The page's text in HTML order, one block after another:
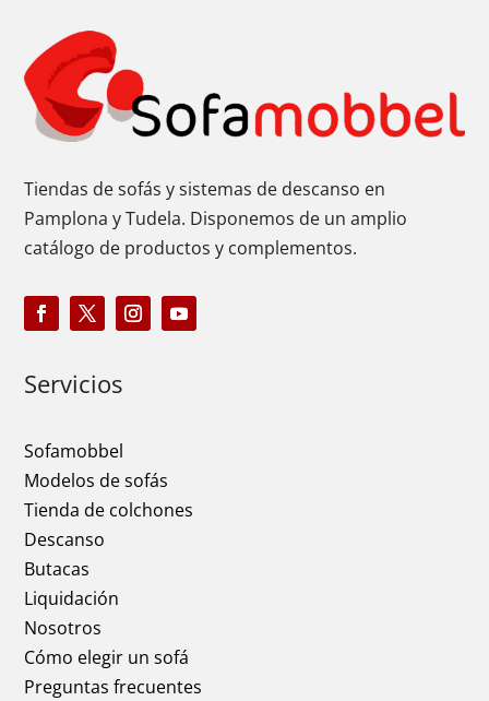
Tiendas de sofás y sistemas de descanso en
Pamplona y Tudela. Disponemos de un amplio
catálogo de productos y complementos.
Servicios
Sofamobbel
Modelos de sofás
Tienda de colchones
Descanso
Butacas
Liquidación
Nosotros
Cómo elegir un sofá
Preguntas frecuentes